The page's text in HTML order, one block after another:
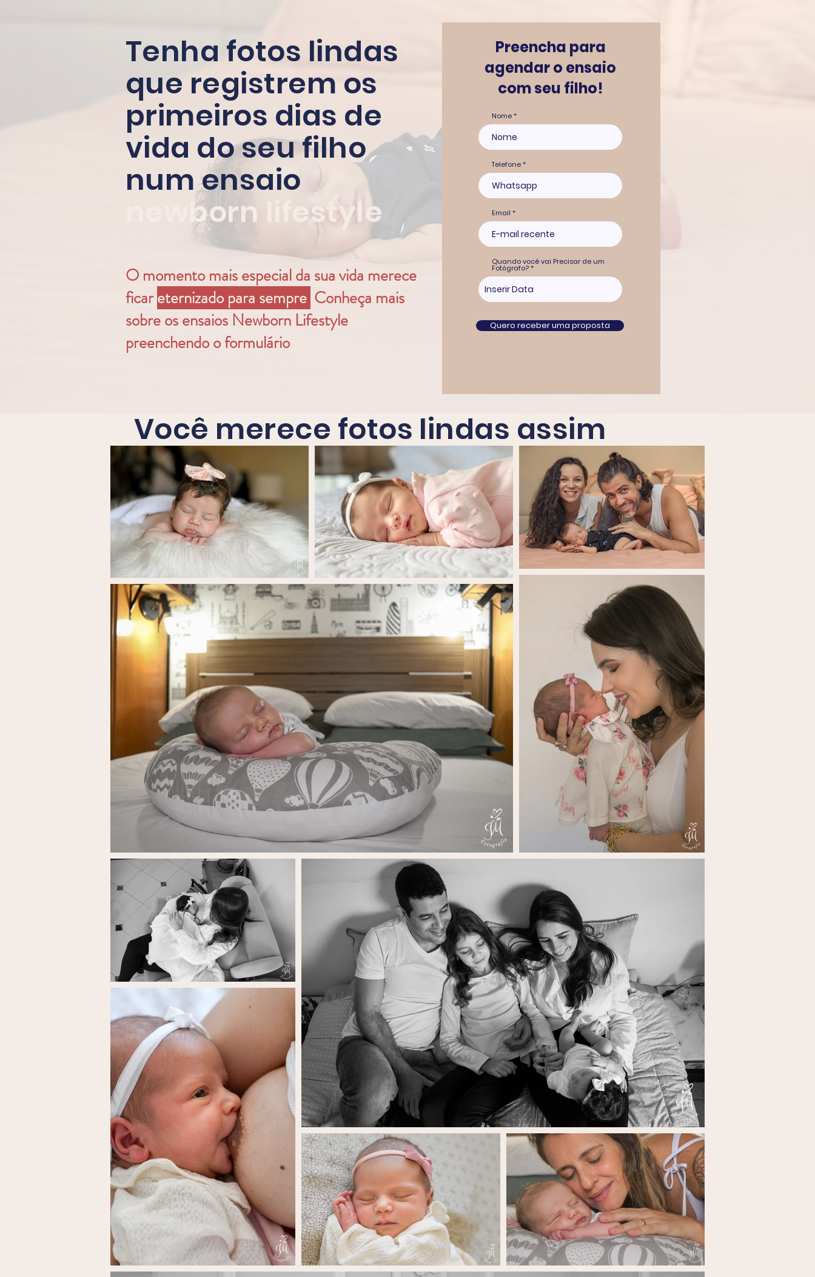
Tenha fotos lindas
que registrem os
primeiros dias de
vida do seu filho
num ensaio
newborn lifestyle
O momento mais especial da sua vida merece
ficareternizado para sempre Conheça mais
sobre os ensaios Newborn Lifestyle
preenchendo o formulário
Preencha para
agendar o ensaio
com seu filho!
Nome
Telefone
Email
Quando você vai Precisar de um
Fotógrafo?
Quero receber uma proposta
Você merece fotos lindas assim